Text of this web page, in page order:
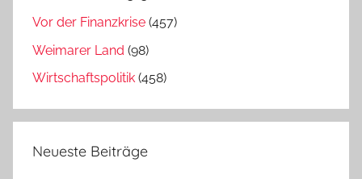
Vor der Finanzkrise (457)
Weimarer Land (98)
Wirtschaftspolitik (458)
Neueste Beiträge